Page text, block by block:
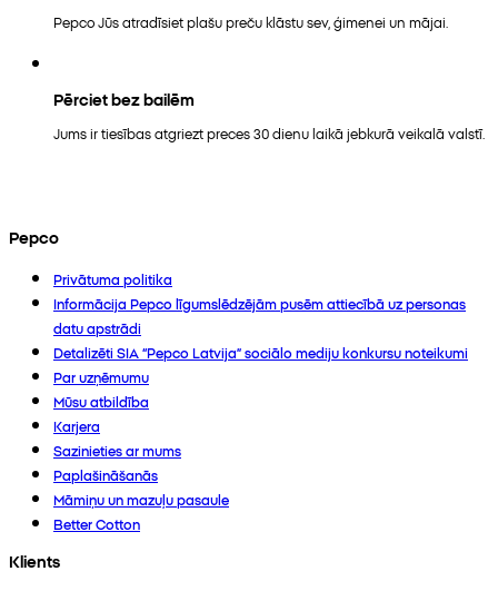
Pepco Jūs atradīsiet plašu preču klāstu sev, ģimenei un mājai.
Pērciet bez bailēm
Jums ir tiesības atgriezt preces 30 dienu laikā jebkurā veikalā valstī.
Pepco
Privātuma politika
Informācija Pepco līgumslēdzējām pusēm attiecībā uz personas
datu apstrādi
Detalizēti SIA “Pepco Latvija” sociālo mediju konkursu noteikumi
Par uzņēmumu
Mūsu atbildība
Karjera
Sazinieties ar mums
Paplašināšanās
Māmiņu un mazuļu pasaule
Better Cotton
Klients